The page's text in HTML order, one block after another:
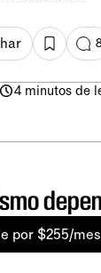
4 minutos de
por $255/mes